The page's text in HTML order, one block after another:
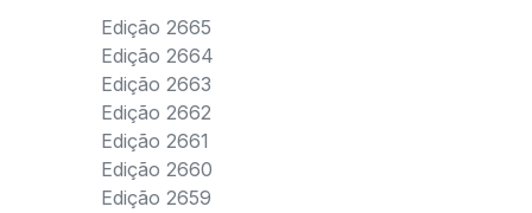
Edição 2665
Edição 2664
Edição 2663
Edição 2662
Edição 2661
Edição 2660
Edição 2659